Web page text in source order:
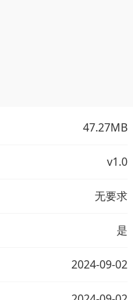
47.27MB
v1.0
无要求
是
2024-09-02